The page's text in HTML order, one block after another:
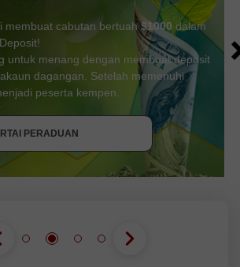
PERADUAN
membuat cabutan bertuah$1000 dalam
untuk menang dengan membuat deposit
dagangan. Setelah memenuhi
peserta kempen.
PERADUAN
PERADUAN
BONUS